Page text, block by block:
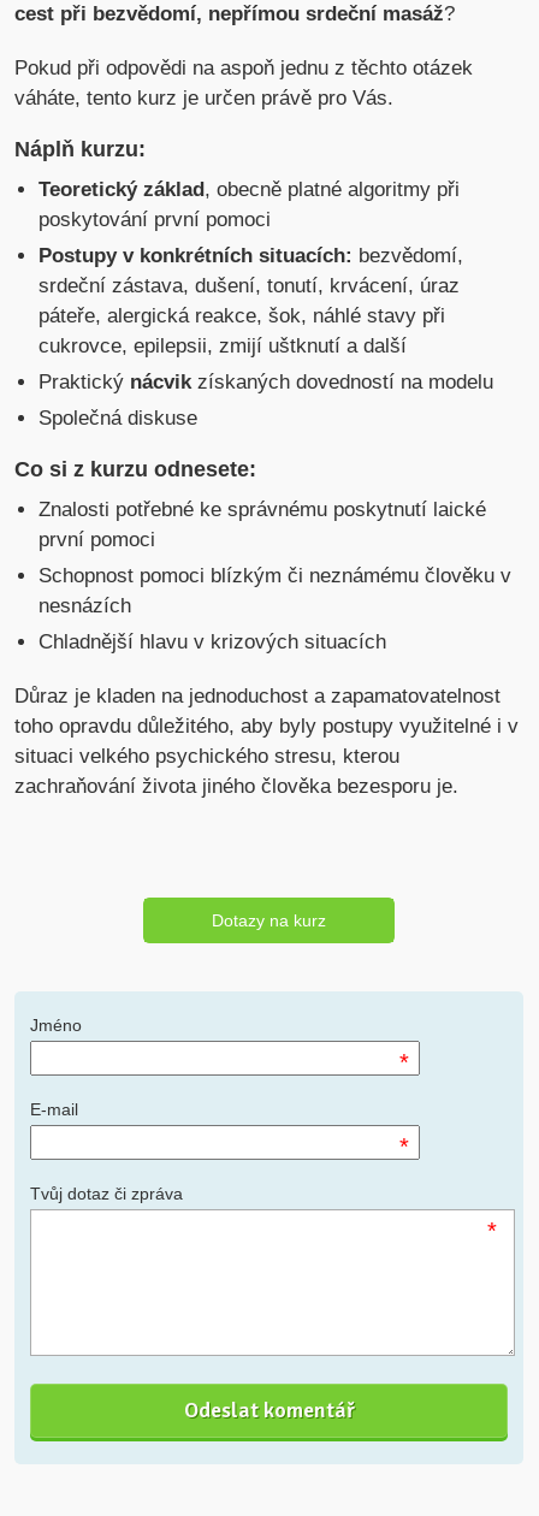
cest při bezvědomí, nepřímou srdeční masáž?
Pokud při odpovědi na aspoň jednu z těchto otázek
váháte, tento kurz je určen právě pro Vás.
Náplň kurzu:
Teoretický základ , obecně platné algoritmy při
poskytování první pomoci
Postupy v konkrétních situacích: bezvědomí,
srdeční zástava, dušení, tonutí, krvácení, úraz
páteře, alergická reakce, šok, náhlé stavy při
cukrovce, epilepsii, zmijí uštknutí a další
Praktický nácvikzískaných dovedností na modelu
Společná diskuse
Co si z kurzu odnesete:
Znalosti potřebné ke správnému poskytnutí laické
první pomoci
Schopnost pomoci blízkým či neznámému člověku v
nesnázích
Chladnější hlavu v krizových situacích
Důraz je kladen na jednoduchost a zapamatovatelnost
toho opravdu důležitého, aby byly postupy využitelné i v
situaci velkého psychického stresu, kterou
zachraňování života jiného člověka bezesporu je.
Dotazy na kurz
Jméno
*
E-mail
*
Tvůj dotaz či zpráva
*